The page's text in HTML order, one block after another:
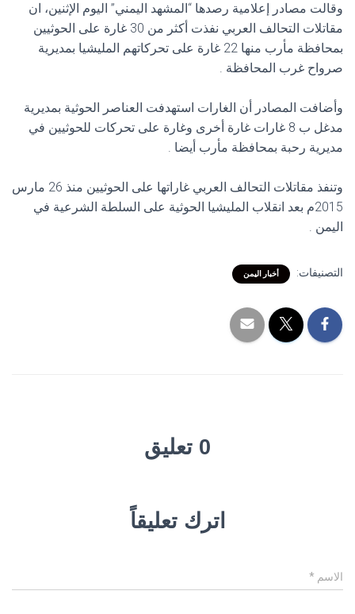
وقالت مصادر إعلامية رصدها “المشهد اليمني” اليوم الإثنين، ان
مقاتلات التحالف العربي نفذت أكثر من 30 غارة على الحوثيين
بمحافظة مأرب منها 22 غارة على تحركاتهم المليشيا بمديرية
صرواح غرب المحافظة .
وأضافت المصادر أن الغارات استهدفت العناصر الحوثية بمديرية
مدغل ب 8 غارات غارة أخرى وغارة على تحركات للحوثيين في
مديرية رحبة بمحافظة مأرب أيضا .
وتنفذ مقاتلات التحالف العربي غاراتها على الحوثيين منذ 26 مارس
2015م بعد انقلاب المليشيا الحوثية على السلطة الشرعية في
اليمن .
التصنيفات: أخبار اليمن
0 تعليق
اترك تعليقاً
الاسم *